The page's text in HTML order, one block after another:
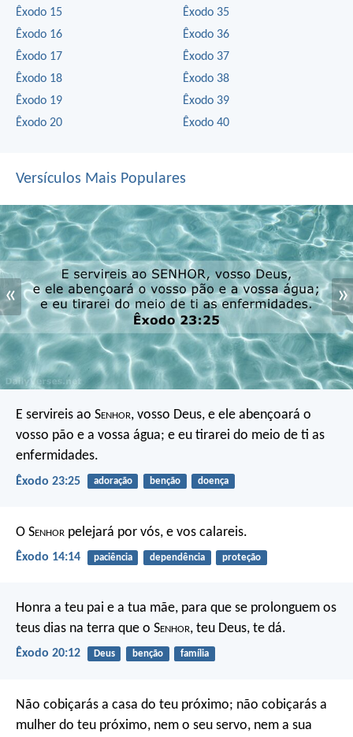
Êxodo 15
Êxodo 16
Êxodo 17
Êxodo 18
Êxodo 19
Êxodo 20
Êxodo 35
Êxodo 36
Êxodo 37
Êxodo 38
Êxodo 39
Êxodo 40
Versículos Mais Populares
« »
E servireis ao Senhor, vosso Deus, e ele abençoará o
vosso pão e a vossa água; e eu tirarei do meio de ti as
enfermidades.
Êxodo 23:25 adoração benção doença
O Senhor pelejará por vós, e vos calareis.
Êxodo 14:14 paciência dependência proteção
Honra a teu pai e a tua mãe, para que se prolonguem os
teus dias na terra que o Senhor, teu Deus, te dá.
Êxodo 20:12 Deus benção família
Não cobiçarás a casa do teu próximo; não cobiçarás a
mulher do teu próximo, nem o seu servo, nem a sua